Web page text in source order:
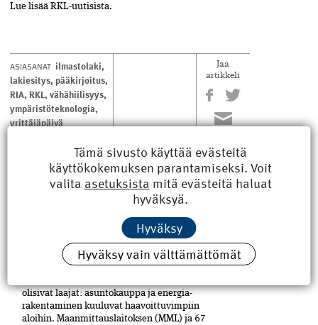
Lue lisää RKL-uutisista.
ASIASANAT ilmastolaki,
lakiesitys, pääkirjoitus,
RIA, RKL, vähähiilisyys,
ympäristöteknologia,
yrittäjäpäivä
Jaa
artikkeli
LUE MYÖS
Kyberisku kiinteistötietoihin
haittaisi energiarakentamista
Maanmittauslaitoksen tutkimuksessa
kartoitettiin miten kyberisku kiinteistö­
tietokantoihin häiritsisi yhteiskunnan eri
olisivat laajat: asuntokauppa ja energia­
rakentaminen kuuluvat haavoittuvimpiin
aloihin. Maanmittauslaitoksen (MML) ja 67
Tämä sivusto käyttää evästeitä
käyttökokemuksen parantamiseksi. Voit
valita asetuksista mitä evästeitä haluat
hyväksyä.
Hyväksy
Hyväksy vain välttämättömät